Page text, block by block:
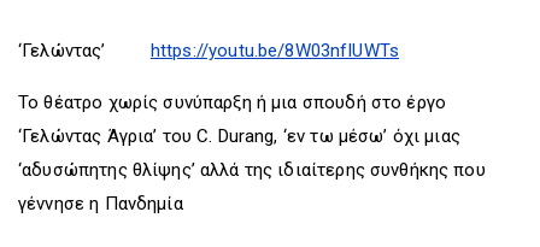
‘Γελώντας’ https://youtu.be/8W03nfIUWTs
Το θέατρο χωρίς συνύπαρξη ή μια σπουδή στο έργο
‘Γελώντας Άγρια’ του C. Durang, ‘εν τω μέσω’ όχι μιας
‘αδυσώπητης θλίψης’ αλλά της ιδιαίτερης συνθήκης που
γέννησε η Πανδημία